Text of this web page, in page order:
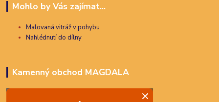
Mohlo by Vás zajímat...
Malovaná vitráž v pohybu
Nahlédnutí do dílny
Kamenný obchod MAGDALA